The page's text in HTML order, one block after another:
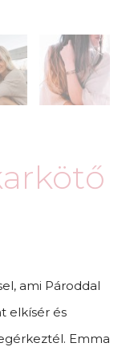
ami Pároddal
elkísér és
Emma